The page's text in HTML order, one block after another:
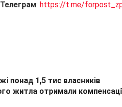
Телеграм: https://t.me/
понад 1,5 тис власників
житла отримали